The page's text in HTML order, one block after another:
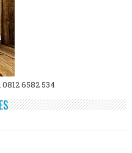
6582 534